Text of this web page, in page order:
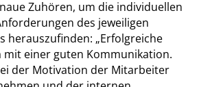
Zuhören, um die individuellen
des jeweiligen
herauszufinden: „Erfolgreiche
mit einer guten Kommunikation.
der Motivation der Mitarbeiter